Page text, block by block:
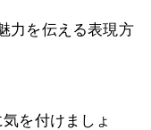
力を伝える表現方
を付けましょ